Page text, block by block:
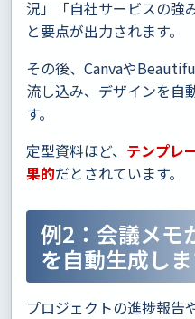
況」「自社サービスの強
と要点が出力されます。
その後、Canvaや
流し込み、デザインを自
す。
定型資料ほど、 テンプレ
果的だとされています。
例2：会議メモ
を自動生成し
プロジェクトの進捗報告